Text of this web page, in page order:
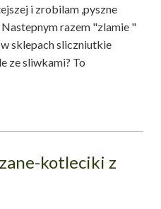
i zrobilam ,pyszne
razem "zlamie "
sklepach sliczniutkie
ze sliwkami? To
kotleciki z